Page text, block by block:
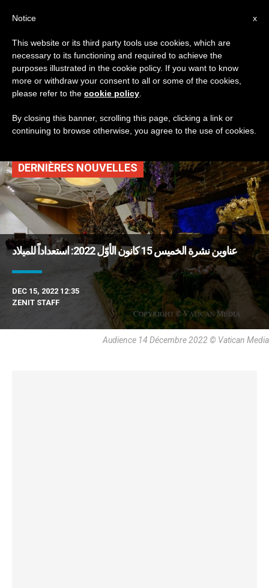
TAG
Posts Tagged ‘الكاهن
الصالح’
DERNIÈRES NOUVELLES
عناوين نشرة الخميس 15 كانون الأوّل 2022: استعداداً للميلاد
DEC 15, 2022 12:35
ZENIT STAFF
Audience 14 Décembre 2022 © Vatican Media
x
Notice
This website or its third party tools use cookies, which are
necessary to its functioning and required to achieve the
purposes illustrated in the cookie policy. If you want to know
more or withdraw your consent to all or some of the cookies,
please refer to the cookie policy
By closing this banner, scrolling this page, clicking a link or
continuing to browse otherwise, you agree to the use of cookies.